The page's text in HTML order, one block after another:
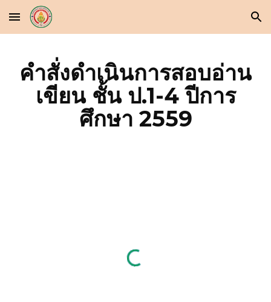
Skip to main content Skip to navigation
คำสั่งดำเนินการสอบอ่าน
เขียน ชั้น ป.1-4 ปีการ
ศึกษา 2559